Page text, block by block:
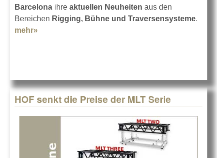
Barcelona ihre aktuellen Neuheiten aus den
Bereichen Rigging, Bühne und Traversensysteme.
mehr»
HOF senkt die Preise der MLT Serie